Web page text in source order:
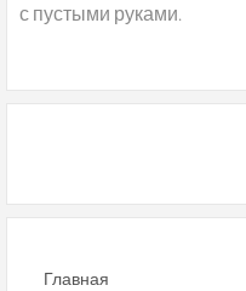
с пустыми руками.
Главная